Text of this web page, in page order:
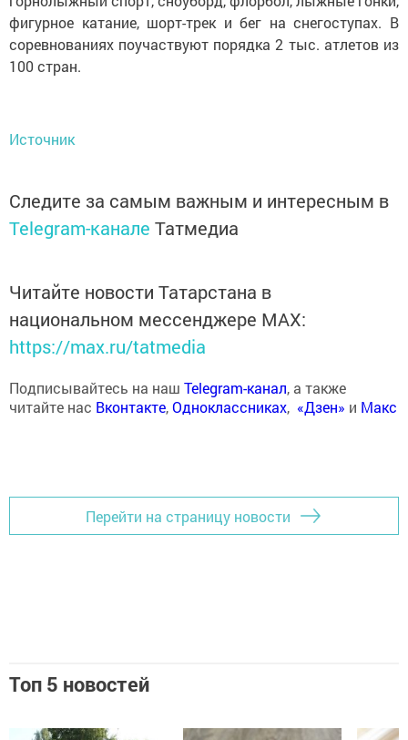
фигурное катание, шорт-трек и бег на снегоступах. В
соревнованиях поучаствуют порядка 2 тыс. атлетов из
100 стран.
Источник
Следите за самым важным и интересным в
Telegram-канале Татмедиа
Читайте новости Татарстана в
национальном мессенджере MАХ:
https://max.ru/tatmedia
Подписывайтесь на наш Telegram-канал, а также
читайте нас Вконтакте,Одноклассниках, «Дзен» и Макс
Перейти на страницу новости
Топ 5 новостей